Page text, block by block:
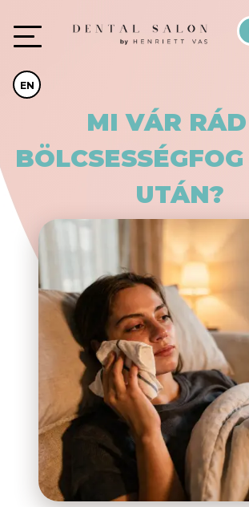
EN
MI VÁR
UTÁN?